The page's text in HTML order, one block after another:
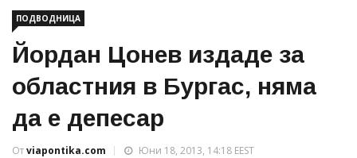
ПОДВОДНИЦА
Йордан Цонев издаде за
областния в Бургас, няма
да е депесар
Отviapontika.com
Юни 18, 2013, 14:18 EEST